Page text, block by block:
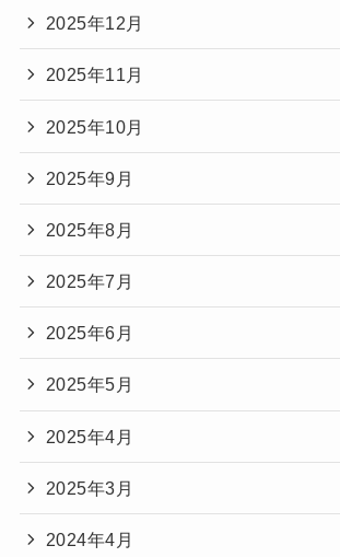
2025年12月
2025年11月
2025年10月
2025年9月
2025年8月
2025年7月
2025年6月
2025年5月
2025年4月
2025年3月
2024年4月